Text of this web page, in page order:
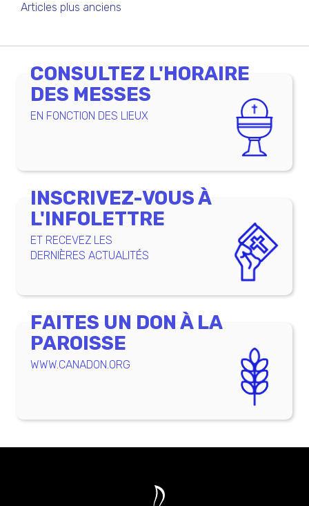
NAVIGATION
DES
ARTICLES
Articles plus anciens
CONSULTEZ L'HORAIRE
DES MESSES
EN FONCTION DES LIEUX
INSCRIVEZ-VOUS À
L'INFOLETTRE
ET RECEVEZ LES
DERNIÈRES ACTUALITÉS
FAITES UN DON À LA
PAROISSE
WWW.CANADON.ORG